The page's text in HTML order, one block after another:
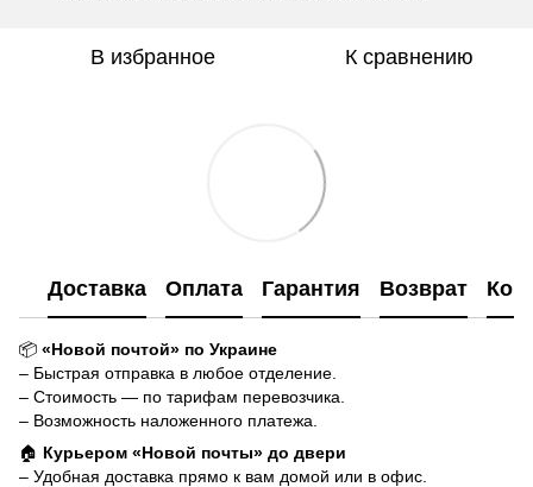
В избранное К сравнению
Доставка Оплата Гарантия Возврат
📦 «Новой почтой» по Украине
– Быстрая отправка в любое отделение.
– Стоимость — по тарифам перевозчика.
– Возможность наложенного платежа.
🏠 Курьером «Новой почты» до двери
– Удобная доставка прямо к вам домой или в офис.